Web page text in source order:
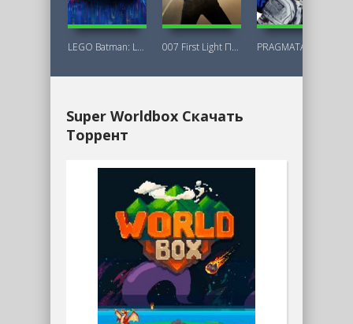
LEGO Batman: Legacy of the Dark Knight 007 First Light Последняя Версия
Super Worldbox Скачать
Торрент